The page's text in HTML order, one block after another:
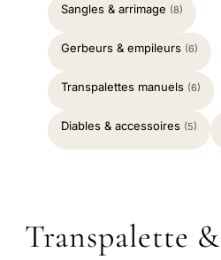
Sangles & arrimage (8)
Gerbeurs & empileurs (6)
Transpalettes manuels (6)
Diables & accessoires (5)
Transpalette